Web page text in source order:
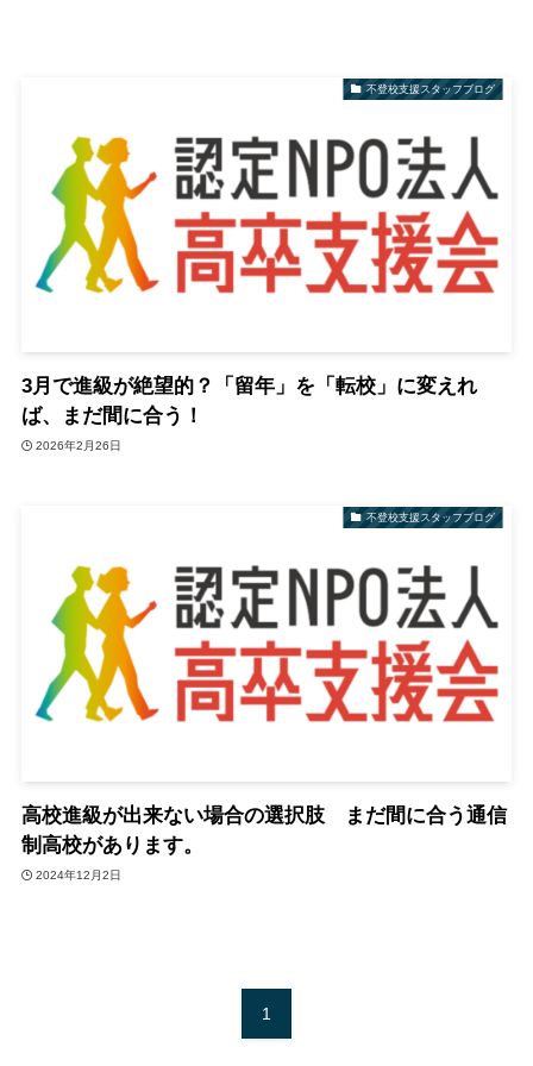
不登校支援スタッフブログ
3月で進級が絶望的？「留年」を「転校」に変えれ
ば、まだ間に合う！
2026年2月26日
不登校支援スタッフブログ
高校進級が出来ない場合の選択肢 まだ間に合う通信
制高校があります。
2024年12月2日
1